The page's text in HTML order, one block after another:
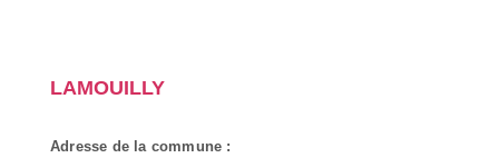
LAMOUILLY
Adresse de la commune :